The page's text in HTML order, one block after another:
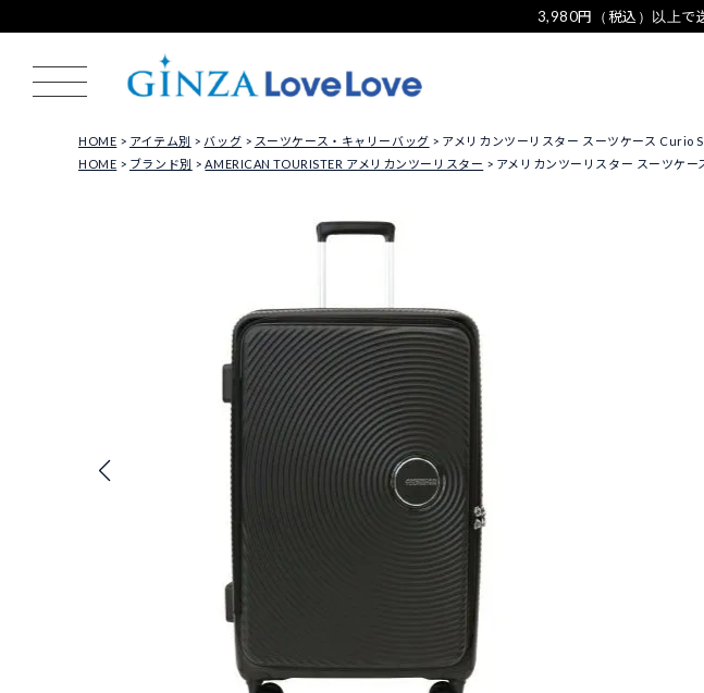
3,980円（税込）以上で
HOME アイテム別 バッグ スーツケース・キャリーバッグ
アメリカンツーリスター スーツケース Curio
HOME
ブランド別 AMERICAN TOURISTER アメリカンツーリスター アメリカンツーリスター スーツケ